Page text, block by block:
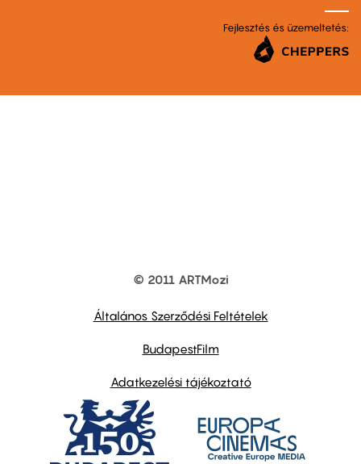
Fejlesztés és üzemeltetés:
© 2011 ARTMozi
Általános Szerződési Feltételek
BudapestFilm
Adatkezelési tájékoztató